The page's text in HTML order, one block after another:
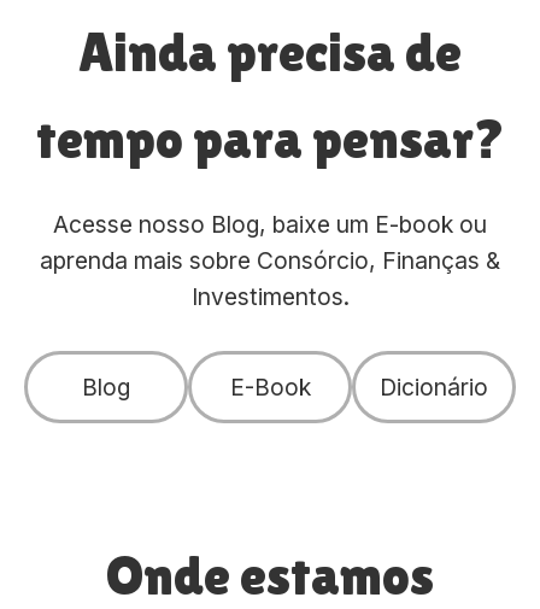
Ainda precisa de
tempo para pensar?
Acesse nosso Blog, baixe um E-book ou
aprenda mais sobre Consórcio, Finanças &
Investimentos.
Blog E-Book Dicionário
Onde estamos